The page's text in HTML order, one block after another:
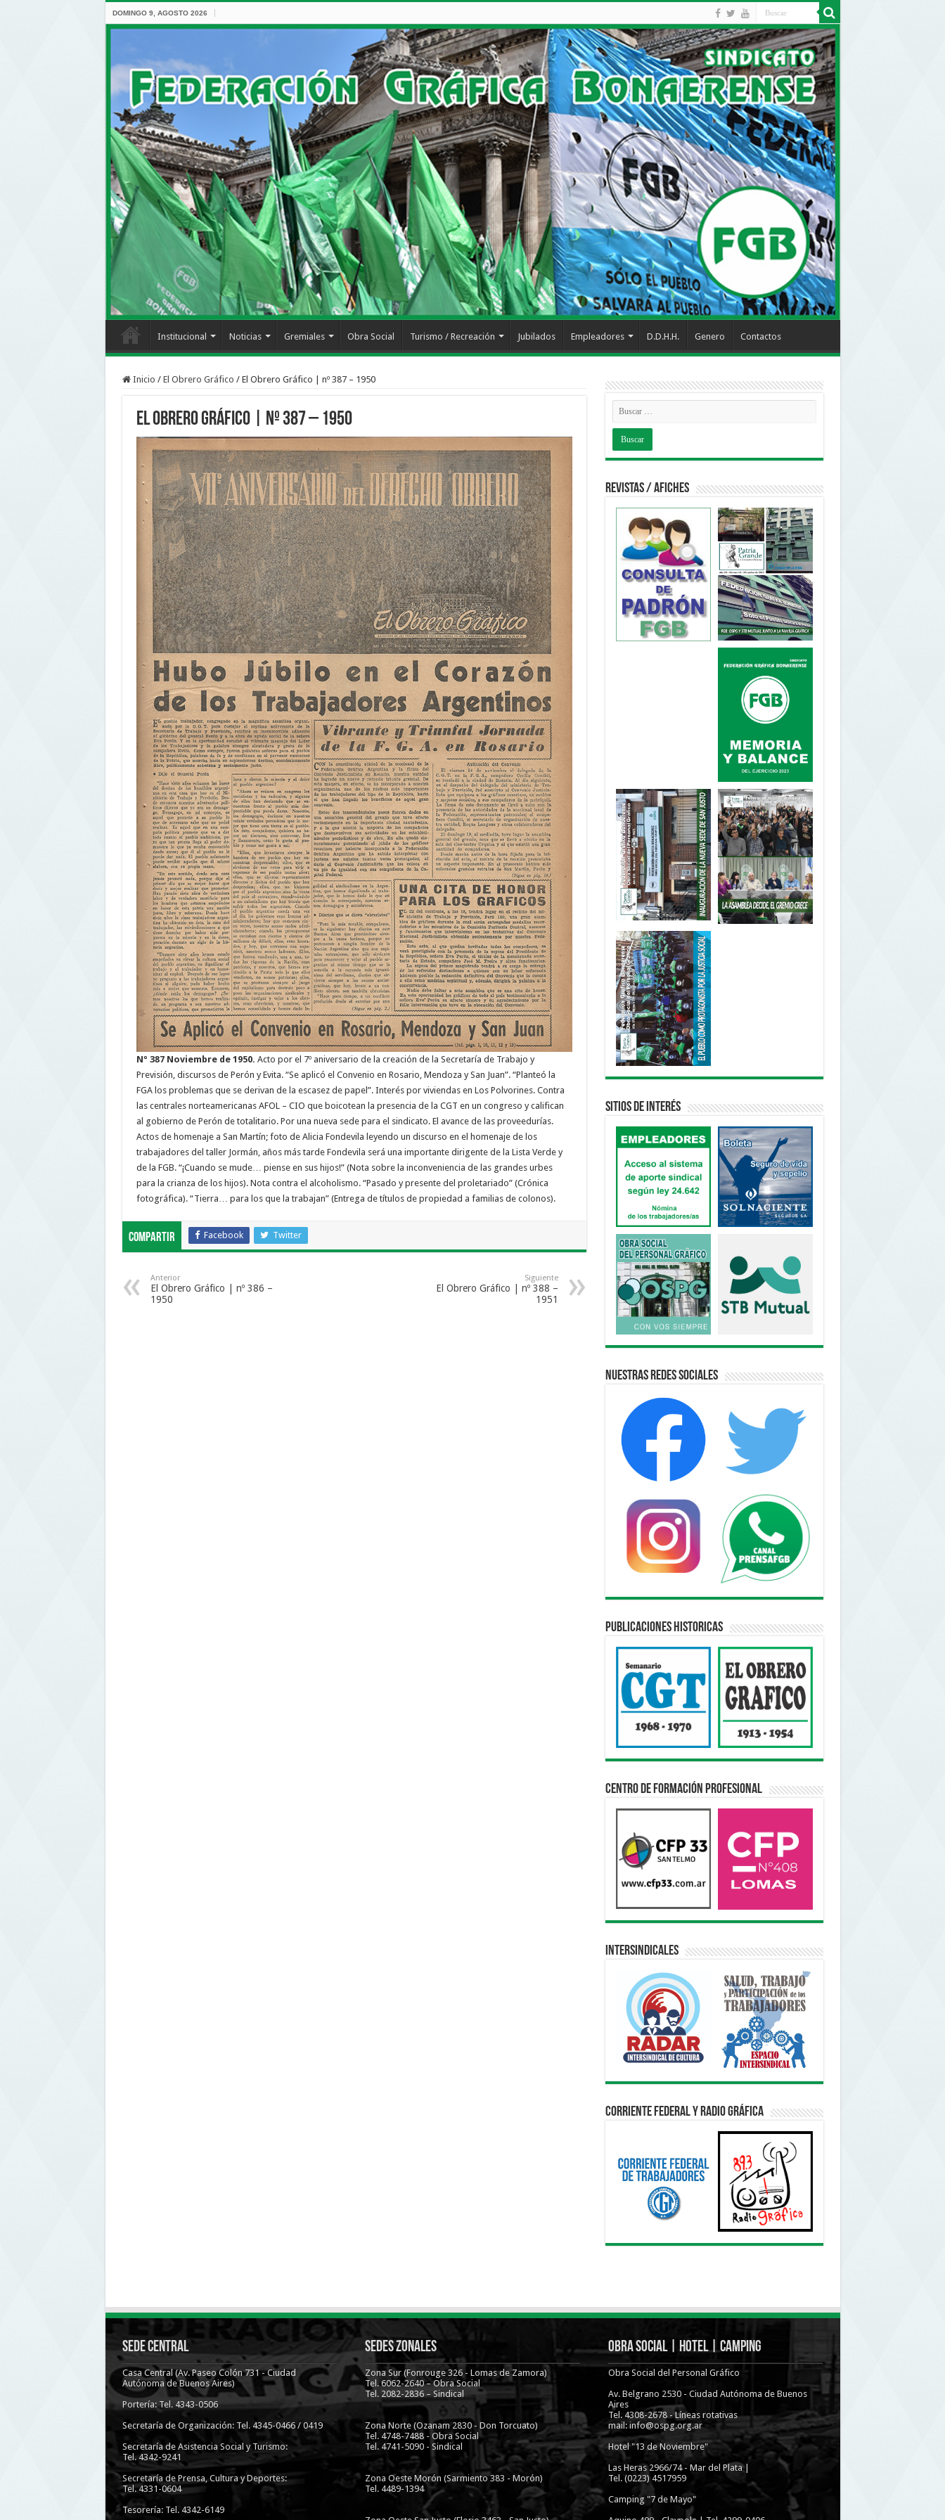
DOMINGO 9, AGOSTO 2026
Institucional Noticias Gremiales Obra Social Turismo / Recreación Jubilados Empleadores D.D.H.H. Genero Contactos
Inicio / El Obrero Gráfico / El Obrero Gráfico | nº 387 – 1950
El Obrero Gráfico | nº 387 – 1950
Nº 387 Noviembre de 1950. Acto por el 7º aniversario de la creación de la Secretaría de Trabajo y
Previsión, discursos de Perón y Evita. “Se aplicó el Convenio en Rosario, Mendoza y San Juan”. “Planteó la
FGA los problemas que se derivan de la escasez de papel”. Interés por viviendas en Los Polvorines. Contra
las centrales norteamericanas AFOL – CIO que boicotean la presencia de la CGT en un congreso y califican
al gobierno de Perón de totalitario. Por una nueva sede para el sindicato. El avance de las proveedurías.
Actos de homenaje a San Martín; foto de Alicia Fondevila leyendo un discurso en el homenaje de los
trabajadores del taller Jormán, años más tarde Fondevila será una importante dirigente de la Lista Verde y
de la FGB. “¡Cuando se mude… piense en sus hijos!” (Nota sobre la inconveniencia de las grandes urbes
para la crianza de los hijos). Nota contra el alcoholismo. “Pasado y presente del proletariado” (Crónica
fotográfica). “Tierra… para los que la trabajan” (Entrega de títulos de propiedad a familias de colonos).
Compartir Facebook Twitter
Anterior
El Obrero Gráfico | nº 386 –
1950
Siguiente
El Obrero Gráfico | nº 388 –
1951
Revistas / Afiches
Sitios de interés
Nuestras Redes Sociales
Publicaciones Historicas
Centro de Formación Profesional
Intersindicales
Corriente Federal y Radio Gráfica
Sede Central
Casa Central (Av. Paseo Colón 731 - Ciudad
Autónoma de Buenos Aires)
Portería: Tel. 4343-0506
Secretaría de Organización: Tel. 4345-0466 / 0419
Secretaría de Asistencia Social y Turismo:
Tel. 4342-9241
Secretaría de Prensa, Cultura y Deportes:
Tel. 4331-0604
Tesorería: Tel. 4342-6149
Sedes Zonales
Zona Sur (Fonrouge 326 - Lomas de Zamora)
Tel. 6062-2640 – Obra Social
Tel. 2082-2836 – Sindical
Zona Norte (Ozanam 2830 - Don Torcuato)
Tel. 4748-7488 - Obra Social
Tel. 4741-5090 - Sindical
Zona Oeste Morón (Sarmiento 383 - Morón)
Tel. 4489-1394
Obra Social | Hotel | Camping
Obra Social del Personal Gráfico
Av. Belgrano 2530 - Ciudad Autónoma de Buenos
Aires
Tel. 4308-2678 - Líneas rotativas
mail: info@ospg.org.ar
Hotel "13 de Noviembre"
Las Heras 2966/74 - Mar del Plata |
Tel. (0223) 4517959
Camping "7 de Mayo"